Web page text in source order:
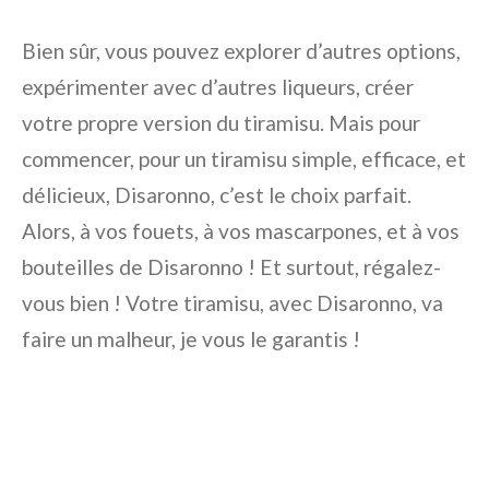
Bien sûr, vous pouvez explorer d’autres options,
expérimenter avec d’autres liqueurs, créer
votre propre version du tiramisu. Mais pour
commencer, pour un tiramisu simple, efficace, et
délicieux, Disaronno, c’est le choix parfait.
Alors, à vos fouets, à vos mascarpones, et à vos
bouteilles de Disaronno ! Et surtout, régalez-
vous bien ! Votre tiramisu, avec Disaronno, va
faire un malheur, je vous le garantis !